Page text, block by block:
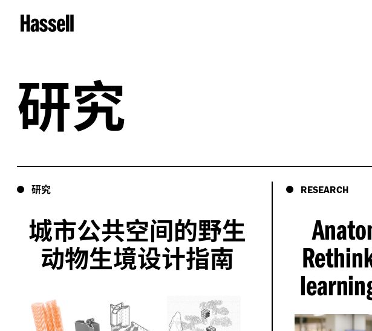
研究
研究
城市公共空间的野生
动物生境设计指南
RESEARCH